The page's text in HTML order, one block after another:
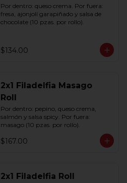
Por dentro: queso crema. Por fuera:
fresa, ajonjolí garapiñado y salsa de
chocolate (10 pzas. por rollo).
$134.00
2x1 Filadelfia Masago
Roll
Por dentro: pepino, queso crema,
salmón y salsa spicy. Por fuera:
masago (10 pzas. por rollo).
$167.00
2x1 Filadelfia Roll